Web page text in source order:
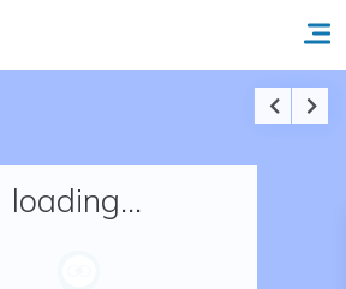
loading...